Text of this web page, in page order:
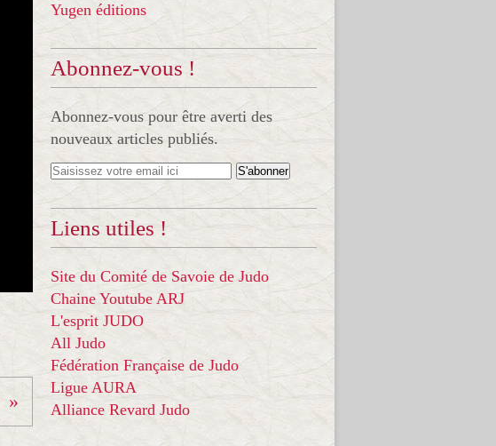
Yugen éditions
Abonnez-vous !
Abonnez-vous pour être averti des
nouveaux articles publiés.
Liens utiles !
Site du Comité de Savoie de Judo
Chaine Youtube ARJ
L'esprit JUDO
All Judo
Fédération Française de Judo
Ligue AURA
Alliance Revard Judo